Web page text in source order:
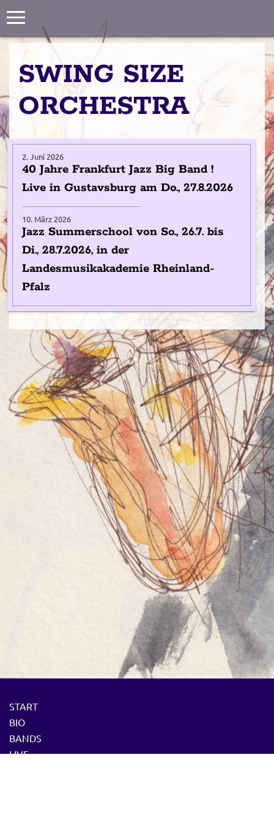
Toggle
navigation
SWING SIZE
ORCHESTRA
2. Juni 2026
40 Jahre Frankfurt Jazz Big Band !
Live in Gustavsburg am Do., 27.8.2026
10. März 2026
Jazz Summerschool von So., 26.7. bis
Di., 28.7.2026, in der
Landesmusikakademie Rheinland-
Pfalz
START
BIO
BANDS
LIVE